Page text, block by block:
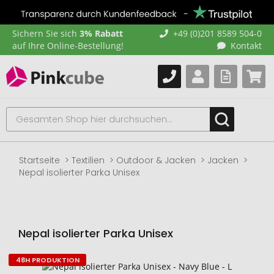
Sichern Sie sich 3% Rabatt
auf Ihre Online-Bestellung!
+49 (0)201 8589 504-0
Kontakt
Startseite Textilien Outdoor & Jacken
Jacken
Nepal isolierter Parka Unisex
Nepal isolierter Parka Unisex
Zum
48H PRODUKTION